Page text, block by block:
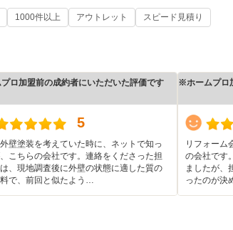
1000件以上 アウトレット スピード見積り
ロ加盟前の成約者にいただいた評価です
5
壁塗装を考えていた時に、ネットで知っ
こちらの会社です。連絡をくださった担
、現地調査後に外壁の状態に適した質の
で、前回と似たよう…
※ホームプロ
リフォーム
の会社です
ましたが、
ったのが決